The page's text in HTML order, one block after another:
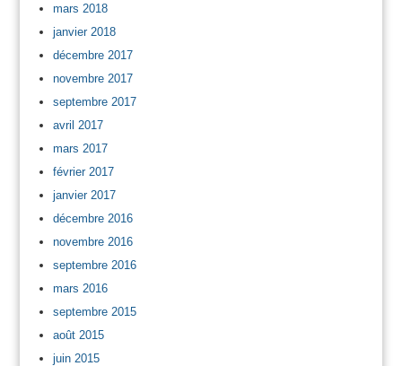
mars 2018
janvier 2018
décembre 2017
novembre 2017
septembre 2017
avril 2017
mars 2017
février 2017
janvier 2017
décembre 2016
novembre 2016
septembre 2016
mars 2016
septembre 2015
août 2015
juin 2015